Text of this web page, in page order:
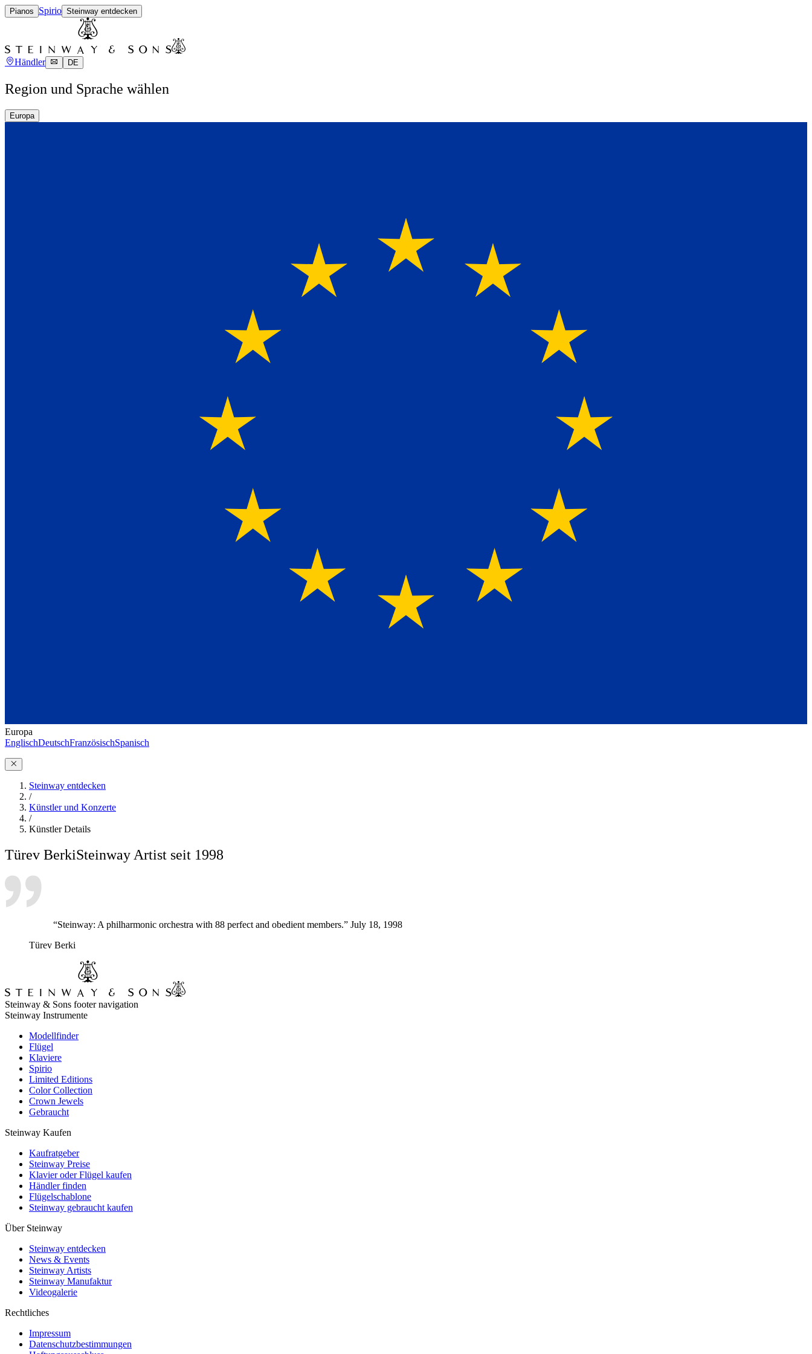
Pianos Spirio Steinway entdecken
Händler DE
Region und Sprache wählen
Europa
Europa
EnglischDeutschFranzösischSpanisch
Steinway entdecken
/
Künstler und Konzerte
/
Künstler Details
Türev BerkiSteinway Artist seit 1998
“Steinway: A philharmonic orchestra with 88 perfect and obedient members.” July 18, 1998
Türev Berki
Steinway & Sons footer navigation
Steinway Instrumente
Modellfinder
Flügel
Klaviere
Spirio
Limited Editions
Color Collection
Crown Jewels
Gebraucht
Steinway Kaufen
Kaufratgeber
Steinway Preise
Klavier oder Flügel kaufen
Händler finden
Flügelschablone
Steinway gebraucht kaufen
Über Steinway
Steinway entdecken
News & Events
Steinway Artists
Steinway Manufaktur
Videogalerie
Rechtliches
Impressum
Datenschutzbestimmungen